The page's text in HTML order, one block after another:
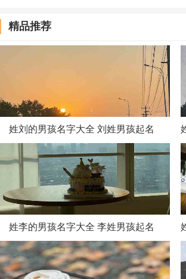
王宕昭
王皓
王
王红博
王
王蕙儿
王仪赛 王
王先
王欣滟 王
王栀枫 王
王泓伯
王固 王
王姗衾
王衡新 王
王晖治
王高武 王
王飞拉
王向祖 王
精品推荐
姓刘的男孩名字大全 刘姓男孩起名
姓李的男孩名字大全 李姓男孩起名